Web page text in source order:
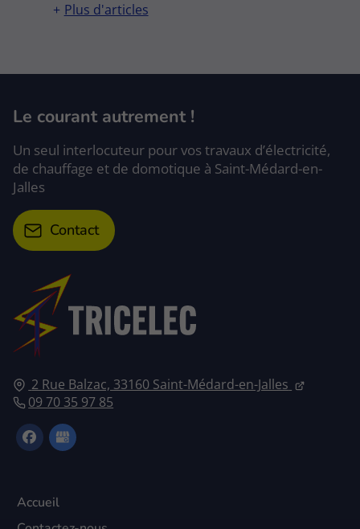
Plus d'articles
2 Rue Balzac, 33160 Saint-Médard-en-Jalles
09 70 35 97 85
Accueil
Le courant autrement !
Un seul interlocuteur pour vos travaux d’électricité,
de chauffage et de domotique à Saint-Médard-en-
Jalles
Contact